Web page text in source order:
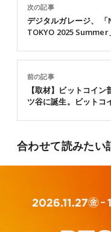
前の記事
【取材】ビットコイ
ツ谷に誕生。ビットコ
次の記事
デジタルガレージ、 「
TOKYO 2025
合わせて読みたい